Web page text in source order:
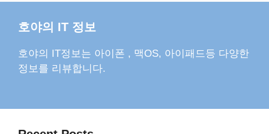
호야의 IT 정보
호야의 IT정보는 아이폰 , 맥OS, 아이패드등 다양한
정보를 리뷰합니다.